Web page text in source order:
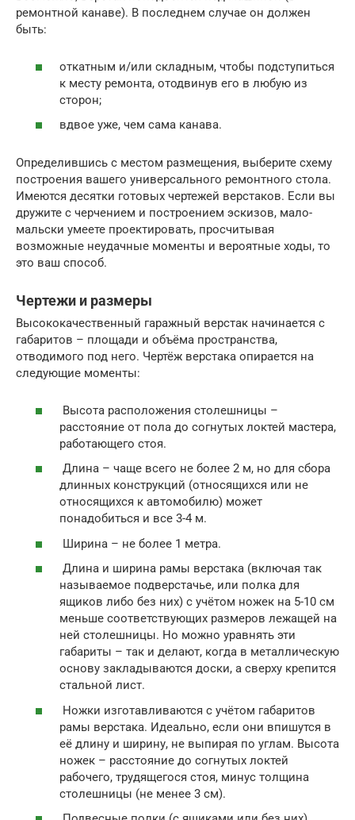
ремонтной канаве). В последнем случае он должен
быть:
откатным и/или складным, чтобы подступиться
к месту ремонта, отодвинув его в любую из
сторон;
вдвое уже, чем сама канава.
Определившись с местом размещения, выберите схему
построения вашего универсального ремонтного стола.
Имеются десятки готовых чертежей верстаков. Если вы
дружите с черчением и построением эскизов, мало-
мальски умеете проектировать, просчитывая
возможные неудачные моменты и вероятные ходы, то
это ваш способ.
Чертежи и размеры
Высококачественный гаражный верстак начинается с
габаритов – площади и объёма пространства,
отводимого под него. Чертёж верстака опирается на
следующие моменты:
Высота расположения столешницы –
расстояние от пола до согнутых локтей мастера,
работающего стоя.
Длина – чаще всего не более 2 м, но для сбора
длинных конструкций (относящихся или не
относящихся к автомобилю) может
понадобиться и все 3-4 м.
Ширина – не более 1 метра.
Длина и ширина рамы верстака (включая так
называемое подверстачье, или полка для
ящиков либо без них) с учётом ножек на 5-10 см
меньше соответствующих размеров лежащей на
ней столешницы. Но можно уравнять эти
габариты – так и делают, когда в металлическую
основу закладываются доски, а сверху крепится
стальной лист.
Ножки изготавливаются с учётом габаритов
рамы верстака. Идеально, если они впишутся в
её длину и ширину, не выпирая по углам. Высота
ножек – расстояние до согнутых локтей
рабочего, трудящегося стоя, минус толщина
столешницы (не менее 3 см).